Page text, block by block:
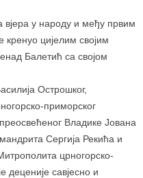
вјера у народу и међу првим
цијелим својим
Балетић са својом
Острошког,
приморског
Владике Јована
Сергија Рекића и
црногорско-
деценије савјесно и